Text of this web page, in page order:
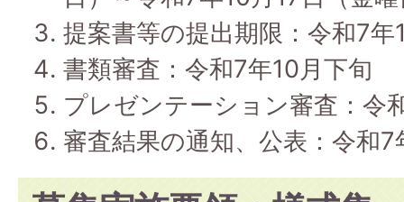
提案書等の提出期限：令和7
書類審査：令和7年10月下旬
プレゼンテーション審査：令
審査結果の通知、公表：令和7